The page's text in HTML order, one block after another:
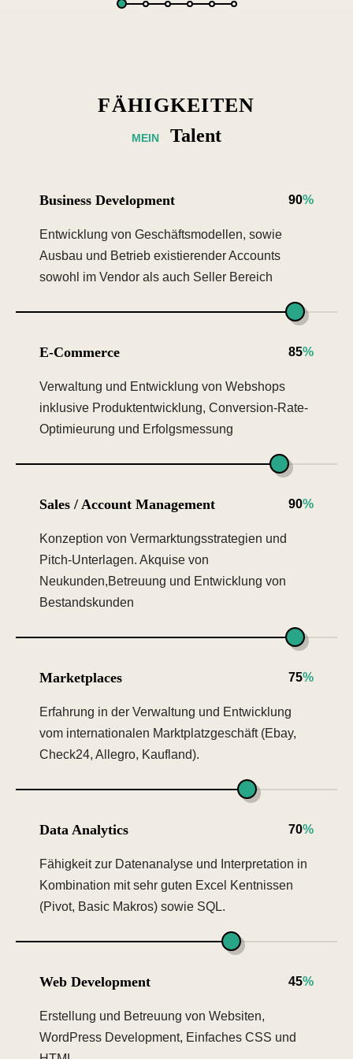
FÄHIGKEITEN
MEIN Talent
Business Development
Entwicklung von Geschäftsmodellen, sowie
Ausbau und Betrieb existierender Accounts
sowohl im Vendor als auch Seller Bereich
90%
E-Commerce
Verwaltung und Entwicklung von Webshops
inklusive Produktentwicklung, Conversion-Rate-
Optimieurung und Erfolgsmessung
85%
Sales / Account Management
Konzeption von Vermarktungsstrategien und
Pitch-Unterlagen. Akquise von
Neukunden,Betreuung und Entwicklung von
Bestandskunden
90%
Marketplaces
Erfahrung in der Verwaltung und Entwicklung
vom internationalen Marktplatzgeschäft (Ebay,
Check24, Allegro, Kaufland).
75%
Data Analytics
Fähigkeit zur Datenanalyse und Interpretation in
Kombination mit sehr guten Excel Kentnissen
(Pivot, Basic Makros) sowie SQL.
70%
Web Development
Erstellung und Betreuung von Websiten,
WordPress Development, Einfaches CSS und
45%